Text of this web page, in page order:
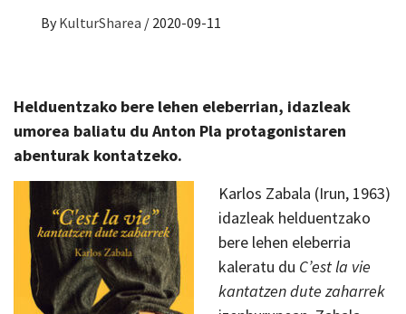
By KulturSharea / 2020-09-11
Helduentzako bere lehen eleberrian, idazleak
umorea baliatu du Anton Pla protagonistaren
abenturak kontatzeko.
Karlos Zabala (Irun, 1963)
idazleak helduentzako
bere lehen eleberria
kaleratu du C’est la vie
kantatzen dute zaharrek